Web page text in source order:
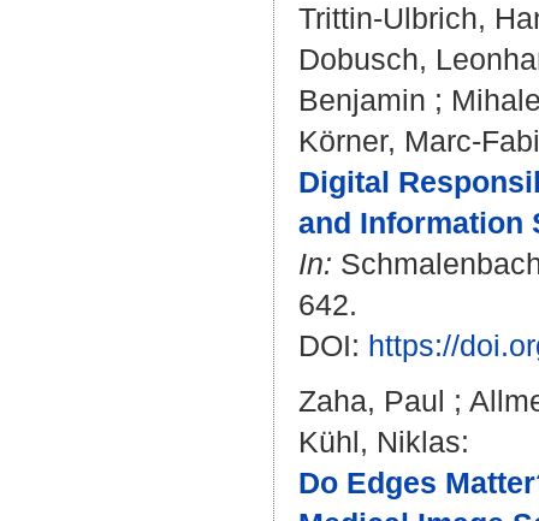
Trittin-Ulbrich,
Dobusch,
Benjamin ;
Körner, Marc-
Digital
and Information
In:
642.
DOI: https://
Zaha, Paul ;
Kühl, Niklas:
Do Edges